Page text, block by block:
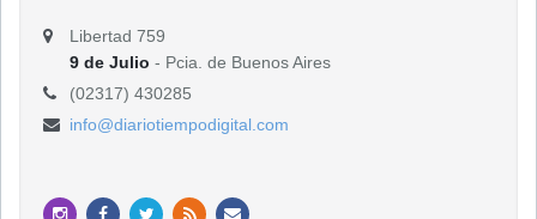
Libertad 759
9 de Julio - Pcia. de Buenos Aires
(02317) 430285
info@diariotiempodigital.com